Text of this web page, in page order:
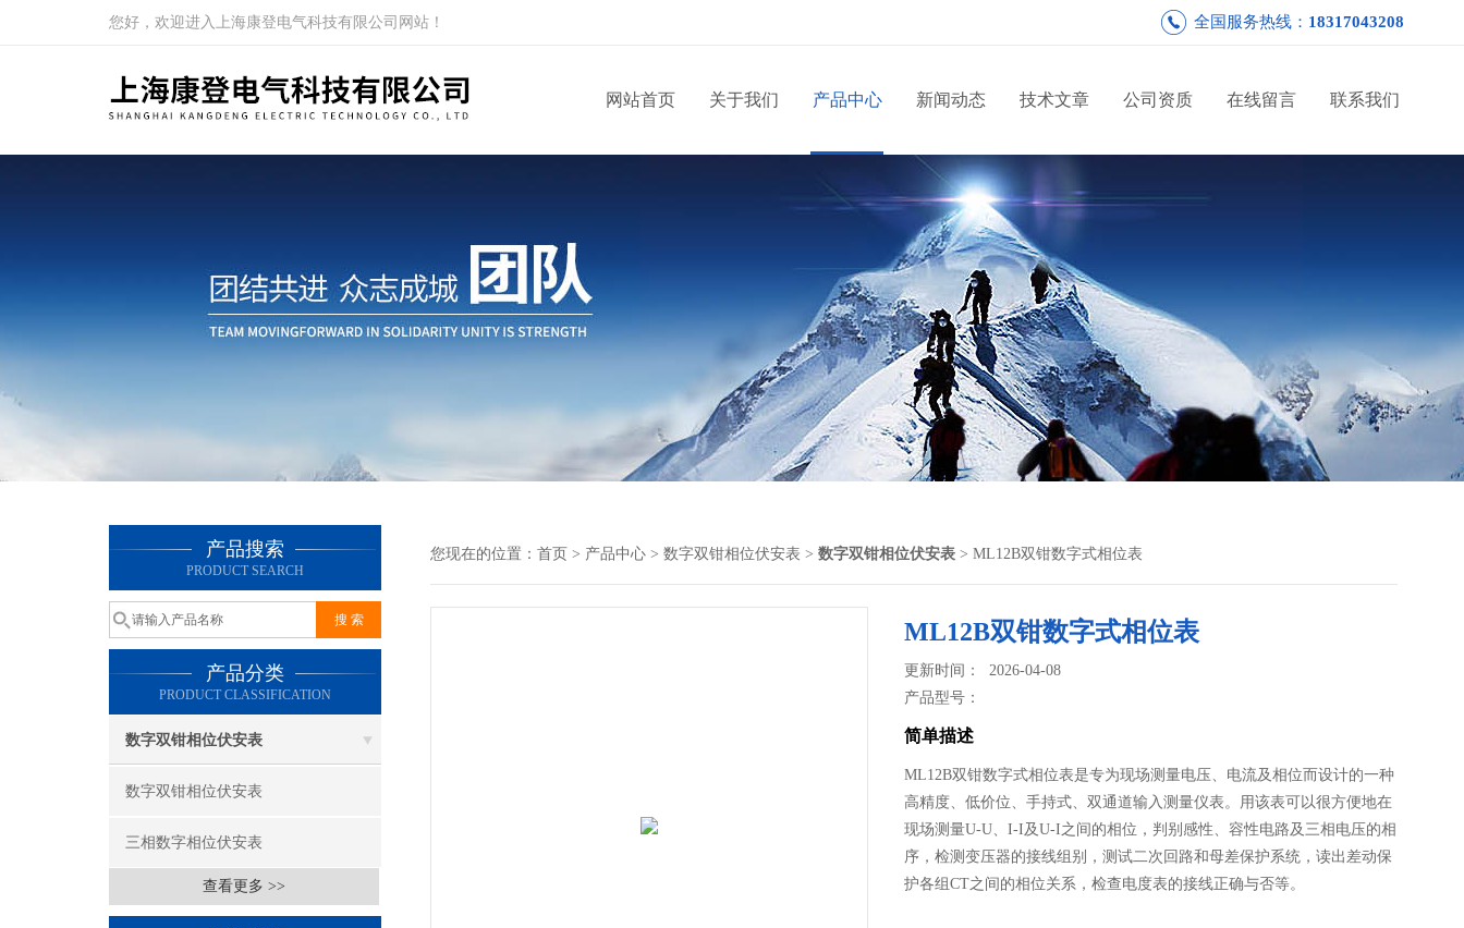
您好，欢迎进入上海康登电气科技有限公司网站！ 全国服务热线： 18317043208
网站首页 关于我们 产品中心 新闻动态 技术文章 公司资质 在线留言 联系我们
产品搜索
PRODUCT SEARCH
产品分类
PRODUCT CLASSIFICATION
数字双钳相位伏安表
数字双钳相位伏安表
三相数字相位伏安表
查看更多 >>
您现在的位置： 首页 > 产品中心 > 数字双钳相位伏安表 > 数字双钳相位伏安表 > ML12B双钳数字式相位表
ML12B双钳数字式相位表
更新时间： 2026-04-08
产品型号：
简单描述
ML12B双钳数字式相位表是专为现场测量电压、电流及相位而设计的一种
高精度、低价位、手持式、双通道输入测量仪表。用该表可以很方便地在
现场测量U-U、I-I及U-I之间的相位，判别感性、容性电路及三相电压的相
序，检测变压器的接线组别，测试二次回路和母差保护系统，读出差动保
护各组CT之间的相位关系，检查电度表的接线正确与否等。